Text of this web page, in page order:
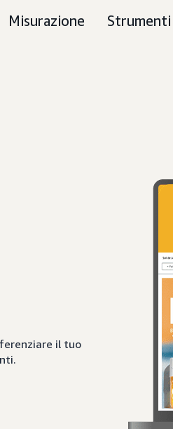
Misurazione Strumenti
il tuo